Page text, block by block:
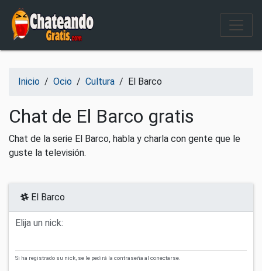
Salir del contenido
Inicio / Ocio / Cultura / El Barco
Chat de El Barco gratis
Chat de la serie El Barco, habla y charla con gente que le
guste la televisión.
El Barco
Elija un nick:
Si ha registrado su nick, se le pedirá la contraseña al conectarse.